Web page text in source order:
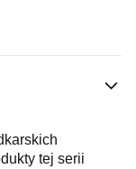
tej serii